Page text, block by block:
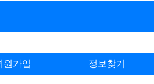
원가입 정보찾기